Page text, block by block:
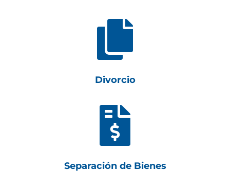

Divorcio

Separación de Bienes